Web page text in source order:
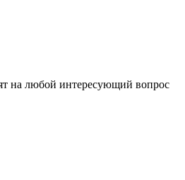
на любой интересующий вопрос